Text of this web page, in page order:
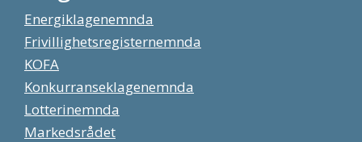
Energiklagenemnda
Frivillighetsregisternemnda
KOFA
Konkurranseklagenemnda
Lotterinemnda
Markedsrådet